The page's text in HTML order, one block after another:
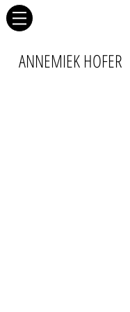
ANNEMIEK HOFER